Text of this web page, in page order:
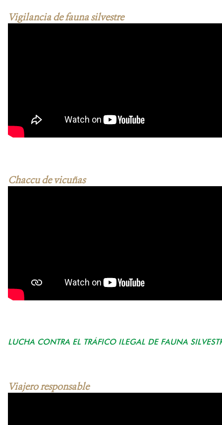
Vigilancia de fauna silvestre
Chaccu de vicuñas
LUCHA CONTRA EL TRÁFICO ILEGAL DE FAUNA
Viajero responsable